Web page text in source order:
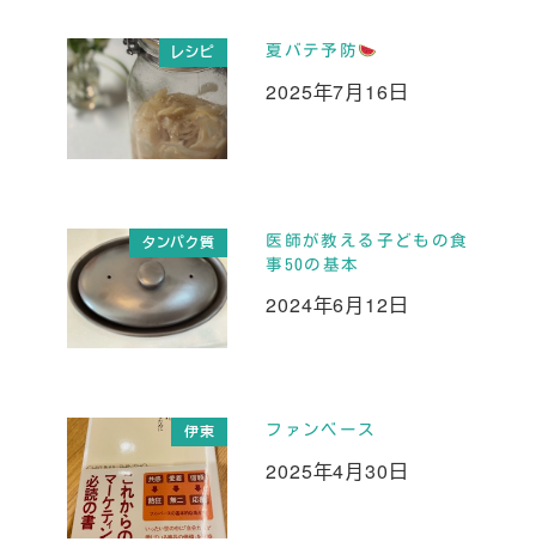
レシピ 夏バテ予防
投稿日
2025年7月16日
タンパク質
医師が教える子どもの食
事50の基本
投稿日
2024年6月12日
伊東 ファンベース
投稿日
2025年4月30日